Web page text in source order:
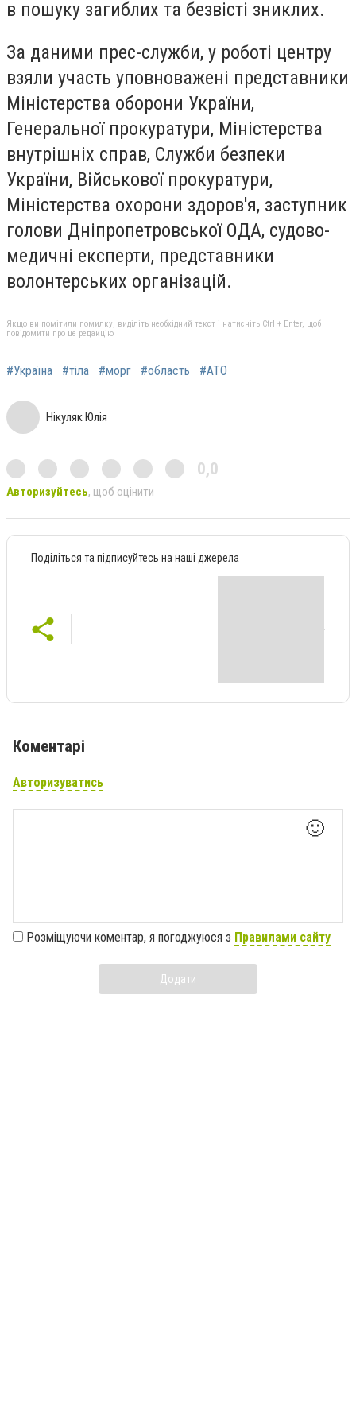
в пошуку загиблих та безвісті зниклих.
За даними прес-служби, у роботі центру
взяли участь уповноважені представники
Міністерства оборони України,
Генеральної прокуратури, Міністерства
внутрішніх справ, Служби безпеки
України, Військової прокуратури,
Міністерства охорони здоров'я, заступник
голови Дніпропетровської ОДА, судово-
медичні експерти, представники
волонтерських організацій.
Якщо ви помітили помилку, виділіть необхідний текст і натисніть Ctrl + Enter, щоб
повідомити про це редакцію
#Україна #тіла #морг #область #АТО
Нікуляк Юлія
0,0
Авторизуйтесь, щоб оцінити
Поділіться та підписуйтесь на наші джерела
Коментарі
Авторизуватись
🙂
Розміщуючи коментар, я погоджуюся з Правилами сайту
Додати